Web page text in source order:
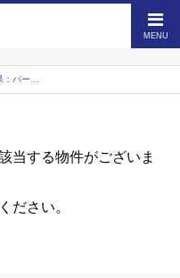
MENU
当する物件がございま
ださい。